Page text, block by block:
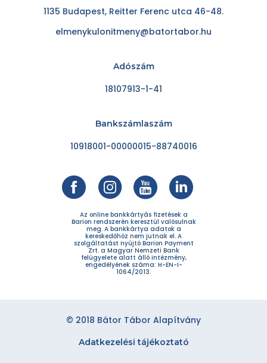
1135 Budapest, Reitter Ferenc utca 46-48.
elmenykulonitmeny@batortabor.hu
Adószám
18107913-1-41
Bankszámlaszám
10918001-00000015-88740016
Az online bankkártyás fizetések a
Barion rendszerén keresztül valósulnak
meg. A bankkártya adatok a
kereskedőhöz nem jutnak el. A
szolgáltatást nyújtó Barion Payment
Zrt. a Magyar Nemzeti Bank
felügyelete alatt álló intézmény,
engedélyének száma: H-EN-I-
1064/2013.
© 2018 Bátor Tábor Alapítvány
Adatkezelési tájékoztató